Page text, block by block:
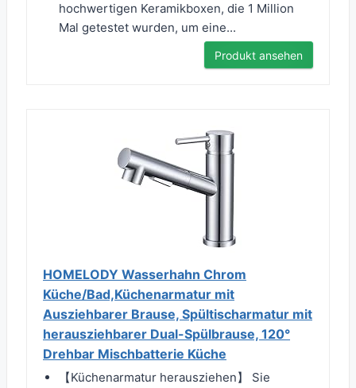
hochwertigen Keramikboxen, die 1 Million
Mal getestet wurden, um eine...
Produkt ansehen
HOMELODY Wasserhahn Chrom
Küche/Bad,Küchenarmatur mit
Ausziehbarer Brause, Spültischarmatur mit
herausziehbarer Dual-Spülbrause, 120°
Drehbar Mischbatterie Küche
【Küchenarmatur herausziehen】 Sie